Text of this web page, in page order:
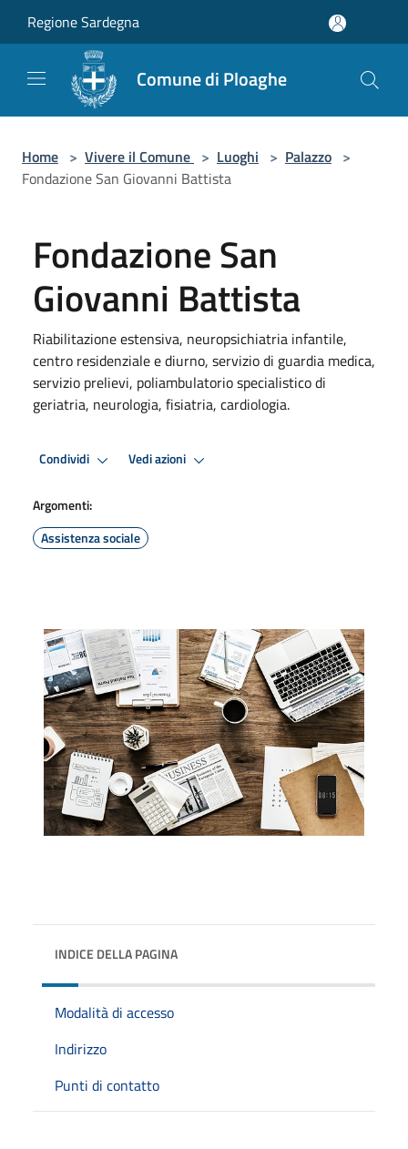
Regione Sardegna
Comune di Ploaghe
Home > Vivere il Comune > Luoghi > Palazzo >
Fondazione San Giovanni Battista
Fondazione San
Giovanni Battista
Riabilitazione estensiva, neuropsichiatria infantile,
centro residenziale e diurno, servizio di guardia medica,
servizio prelievi, poliambulatorio specialistico di
geriatria, neurologia, fisiatria, cardiologia.
Condividi Vedi azioni
Argomenti:
Assistenza sociale
INDICE DELLA PAGINA
Modalità di accesso
Indirizzo
Punti di contatto